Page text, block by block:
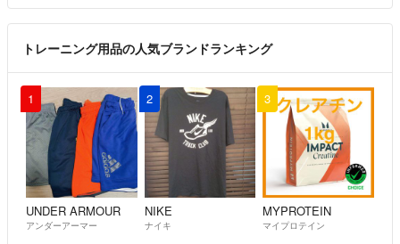
トレーニング用品の人気ブランドランキング
1
UNDER ARMOUR
アンダーアーマー
2
NIKE
ナイキ
3
MYPROTEIN
マイプロテイン